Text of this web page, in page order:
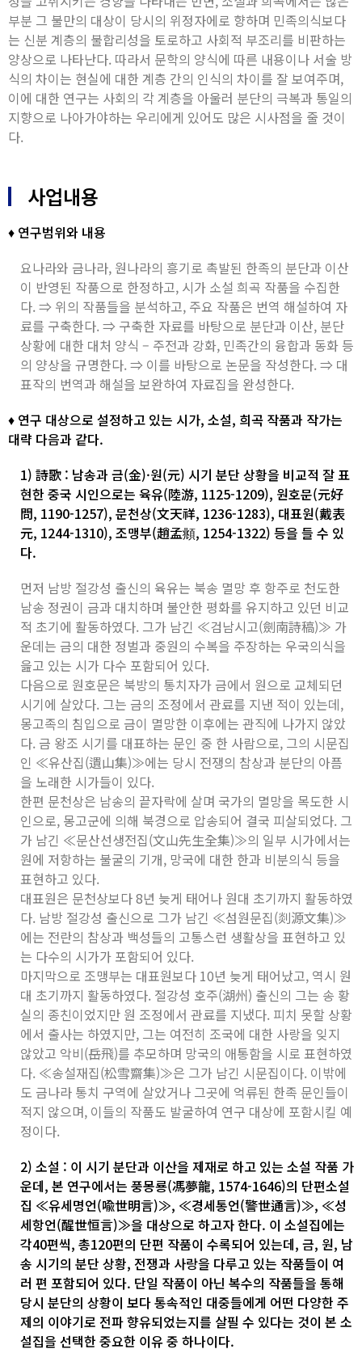
부분 그 불만의 대상이 당시의 위정자에로 향하며 민족의식보다
는 신분 계층의 불합리성을 토로하고 사회적 부조리를 비판하는
양상으로 나타난다. 따라서 문학의 양식에 따른 내용이나 서술 방
식의 차이는 현실에 대한 계층 간의 인식의 차이를 잘 보여주며,
이에 대한 연구는 사회의 각 계층을 아울러 분단의 극복과 통일의
지향으로 나아가야하는 우리에게 있어도 많은 시사점을 줄 것이
다.
사업내용
♦ 연구범위와 내용
요나라와 금나라, 원나라의 흥기로 촉발된 한족의 분단과 이산
이 반영된 작품으로 한정하고, 시가 소설 희곡 작품을 수집한
다. ⇒ 위의 작품들을 분석하고, 주요 작품은 번역 해설하여 자
료를 구축한다. ⇒ 구축한 자료를 바탕으로 분단과 이산, 분단
상황에 대한 대처 양식 – 주전과 강화, 민족간의 융합과 동화 등
의 양상을 규명한다. ⇒ 이를 바탕으로 논문을 작성한다. ⇒ 대
표작의 번역과 해설을 보완하여 자료집을 완성한다.
♦ 연구 대상으로 설정하고 있는 시가, 소설, 희곡 작품과 작가는
대략 다음과 같다.
1) 詩歌 : 남송과 금(金)·원(元) 시기 분단 상황을 비교적 잘 표
현한 중국 시인으로는 육유(陸游, 1125-1209), 원호문(元好
問, 1190-1257), 문천상(文天祥, 1236-1283), 대표원(戴表
元, 1244-1310), 조맹부(趙孟頫, 1254-1322) 등을 들 수 있
다.
먼저 남방 절강성 출신의 육유는 북송 멸망 후 항주로 천도한
남송 정권이 금과 대치하며 불안한 평화를 유지하고 있던 비교
적 초기에 활동하였다. 그가 남긴 ≪검남시고(劍南詩稿)≫ 가
운데는 금의 대한 정벌과 중원의 수복을 주장하는 우국의식을
읊고 있는 시가 다수 포함되어 있다.
다음으로 원호문은 북방의 통치자가 금에서 원으로 교체되던
시기에 살았다. 그는 금의 조정에서 관료를 지낸 적이 있는데,
몽고족의 침입으로 금이 멸망한 이후에는 관직에 나가지 않았
다. 금 왕조 시기를 대표하는 문인 중 한 사람으로, 그의 시문집
인 ≪유산집(遺山集)≫에는 당시 전쟁의 참상과 분단의 아픔
을 노래한 시가들이 있다.
한편 문천상은 남송의 끝자락에 살며 국가의 멸망을 목도한 시
인으로, 몽고군에 의해 북경으로 압송되어 결국 피살되었다. 그
가 남긴 ≪문산선생전집(文山先生全集)≫의 일부 시가에서는
원에 저항하는 불굴의 기개, 망국에 대한 한과 비분의식 등을
표현하고 있다.
대표원은 문천상보다 8년 늦게 태어나 원대 초기까지 활동하였
다. 남방 절강성 출신으로 그가 남긴 ≪섬원문집(剡源文集)≫
에는 전란의 참상과 백성들의 고통스런 생활상을 표현하고 있
는 다수의 시가가 포함되어 있다.
마지막으로 조맹부는 대표원보다 10년 늦게 태어났고, 역시 원
대 초기까지 활동하였다. 절강성 호주(湖州) 출신의 그는 송 황
실의 종친이었지만 원 조정에서 관료를 지냈다. 피치 못할 상황
에서 출사는 하였지만, 그는 여전히 조국에 대한 사랑을 잊지
않았고 악비(岳飛)를 추모하며 망국의 애통함을 시로 표현하였
다. ≪송설재집(松雪齋集)≫은 그가 남긴 시문집이다. 이밖에
도 금나라 통치 구역에 살았거나 그곳에 억류된 한족 문인들이
적지 않으며, 이들의 작품도 발굴하여 연구 대상에 포함시킬 예
정이다.
2) 소설 : 이 시기 분단과 이산을 제재로 하고 있는 소설 작품 가
운데, 본 연구에서는 풍몽룡(馮夢龍, 1574-1646)의 단편소설
집 ≪유세명언(喩世明言)≫, ≪경세통언(警世通言)≫, ≪성
세항언(醒世恒言)≫을 대상으로 하고자 한다. 이 소설집에는
각40편씩, 총120편의 단편 작품이 수록되어 있는데, 금, 원, 남
송 시기의 분단 상황, 전쟁과 사랑을 다루고 있는 작품들이 여
러 편 포함되어 있다. 단일 작품이 아닌 복수의 작품들을 통해
당시 분단의 상황이 보다 통속적인 대중들에게 어떤 다양한 주
제의 이야기로 전파 향유되었는지를 살필 수 있다는 것이 본 소
설집을 선택한 중요한 이유 중 하나이다.